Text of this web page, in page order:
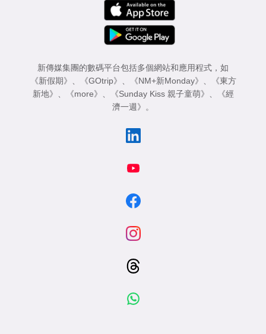
新傳媒集團的數碼平台包括多個網站和應用程式，如
《新假期》
《GOtrip》 《NM+新Monday》
《東方
新地》
《more》 《Sunday Kiss 親子童萌》
《經
濟一週》
。